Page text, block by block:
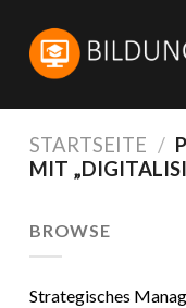
STARTSEITE /
MIT
BROWSE
Strategisches